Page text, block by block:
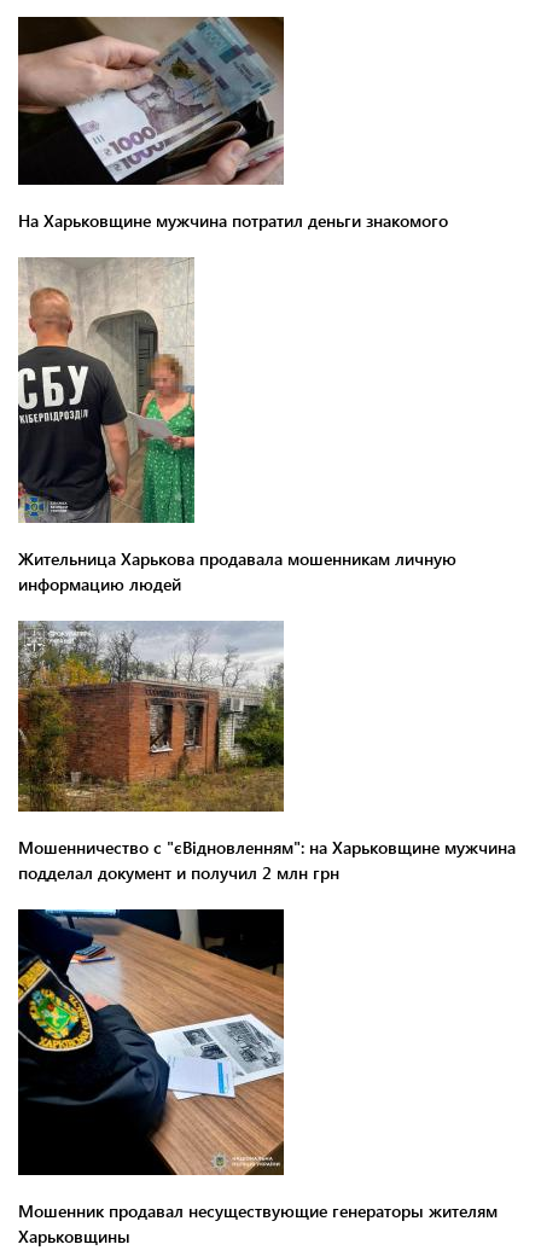
На Харьковщине мужчина потратил деньги знакомого
Жительница Харькова продавала мошенникам личную
информацию людей
Мошенничество с "єВідновленням": на Харьковщине мужчина
подделал документ и получил 2 млн грн
Мошенник продавал несуществующие генераторы жителям
Харьковщины